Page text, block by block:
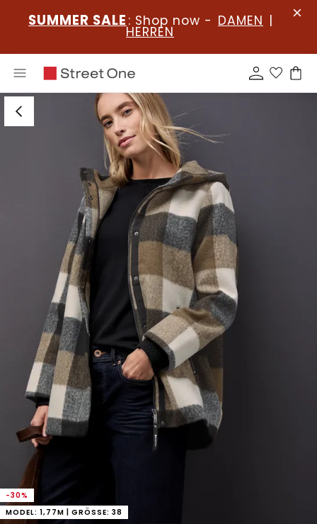
SUMMER SALE : Shop now - DAMEN |
HERREN
-30%
MODEL: 1,77M | GRÖSSE: 38